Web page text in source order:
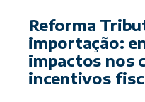
Reforma
importação:
impactos nos
incentivos